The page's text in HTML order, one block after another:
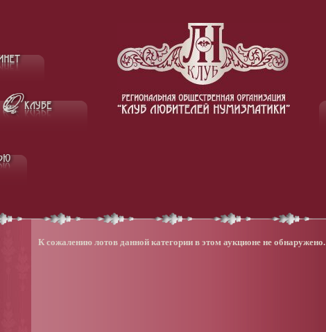
К сожалению лотов данной категории в этом аукционе не обнаружено.